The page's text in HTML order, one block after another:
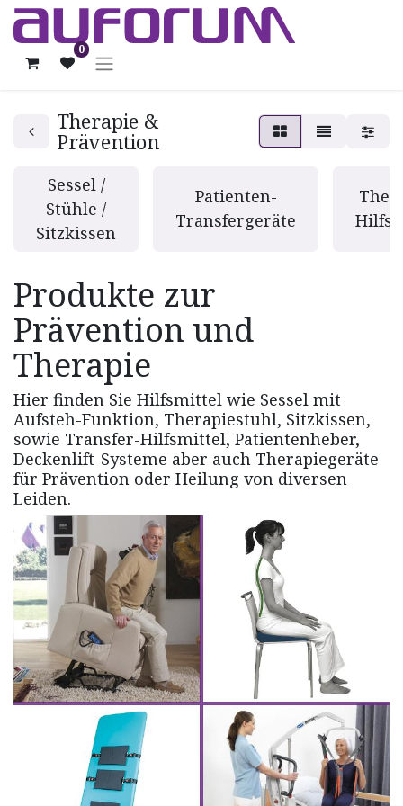
0
Therapie &
Prävention
Sessel /
Stühle /
Sitzkissen
Patienten-
Transfergeräte
Produkte zur
Prävention und
Therapie
Hier finden Sie Hilfsmittel wie Sessel mit
Aufsteh-Funktion, Therapiestuhl, Sitzkissen,
sowie Transfer-Hilfsmittel, Patientenheber,
Deckenlift-Systeme aber auch Therapiegeräte
für Prävention oder Heilung von diversen
Leiden.